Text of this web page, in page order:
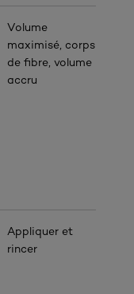
Volume
maximisé, corps
de fibre, volume
accru
Appliquer et
rincer